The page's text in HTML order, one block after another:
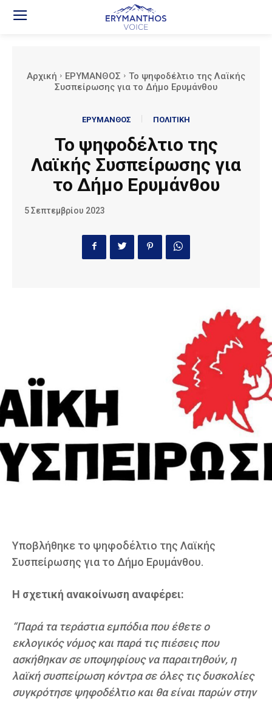
Αρχική ΕΡΥΜΑΝΘΟΣ
Το ψηφοδέλτιο της Λαϊκής
Συσπείρωσης για το Δήμο Ερυμάνθου
ΕΡΥΜΑΝΘΟΣ ΠΟΛΙΤΙΚΗ
Το ψηφοδέλτιο της
Λαϊκής Συσπείρωσης για
το Δήμο Ερυμάνθου
5 Σεπτεμβρίου 2023
Υποβλήθηκε το ψηφοδέλτιο της Λαϊκής
Συσπείρωσης για το Δήμο Ερυμάνθου.
Η σχετική ανακοίνωση αναφέρει:
“Παρά τα τεράστια εμπόδια που έθετε ο
εκλογικός νόμος και παρά τις πιέσεις που
ασκήθηκαν σε υποψηφίους να παραιτηθούν, η
λαϊκή συσπείρωση κόντρα σε όλες τις δυσκολίες
συγκρότησε ψηφοδέλτιο και θα είναι παρών στην